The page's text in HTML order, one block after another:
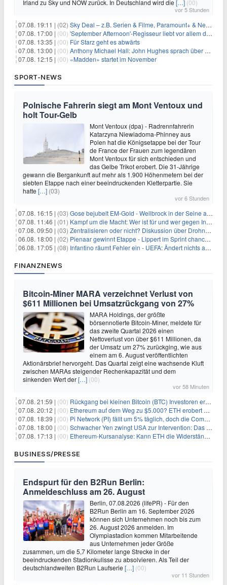
Irland zu Sky und NOW zurück. In Deutschland wird die […] (00)
vor 5 Stunden
07.08. 19:11 | (02) Sky Deal – z.B. Serien & Filme, Paramount+ & Netflix für 19,99€/Monat
07.08. 17:00 | (00) 'September Afternoon'-Regisseur liebt vor allem die 'Banalität' in seinen Filmen
07.08. 13:35 | (00) Für Starz geht es abwärts
07.08. 13:00 | (00) Anthony Michael Hall: John Hughes sprach über eine Fortsetzung von 'The Breakfast Club'
07.08. 12:15 | (00) «Madden» startet im November
SPORT-NEWS
Polnische Fahrerin siegt am Mont Ventoux und
holt Tour-Gelb
Mont Ventoux (dpa) - Radrennfahrerin
Katarzyna Niewiadoma-Phinney aus
Polen hat die Königsetappe bei der Tour
de France der Frauen zum legendären
Mont Ventoux für sich entschieden und
das Gelbe Trikot erobert. Die 31-Jährige
gewann die Bergankunft auf mehr als 1.900 Höhenmetern bei der
siebten Etappe nach einer beeindruckenden Kletterpartie. Sie
hatte […] (03)
vor 6 Stunden
07.08. 16:15 | (03) Gose bejubelt EM-Gold - Wellbrock in der Seine ausgebremst
07.08. 11:46 | (01) Kampf um die Macht: Wer ist für und wer gegen Infantino?
07.08. 09:50 | (03) Zentralisieren oder nicht? Diskussion über Drohnenabwehr
06.08. 18:00 | (02) Pienaar gewinnt Etappe - Lippert im Sprint chancenlos
06.08. 17:05 | (08) Infantino räumt Fehler ein - UEFA: Ändert nichts an Boykott
FINANZNEWS
Bitcoin-Miner MARA verzeichnet Verlust von
$611 Millionen bei Umsatzrückgang von 27%
MARA Holdings, der größte
börsennotierte Bitcoin-Miner, meldete für
das zweite Quartal 2026 einen
Nettoverlust von über $611 Millionen, da
der Umsatz um 27% zurückging, wie aus
einem am 6. August veröffentlichten
Aktionärsbrief hervorgeht. Das Quartal zeigt eine wachsende Kluft
zwischen MARAs steigender Rechenkapazität und dem
sinkenden Wert der[…] (00)
vor 58 Minuten
07.08. 21:59 | (00) Rückgang bei kleinen Bitcoin (BTC) Investoren erreicht Höchststand seit Dezember 2024
07.08. 20:12 | (00) Ethereum auf dem Weg zu $5.000? ETH erobert wichtige Marke zurück, während Institutionen weiter akkumulieren
07.08. 18:39 | (00) Pi Network (PI) fällt um 5% täglich, doch die Community bleibt optimistisch
07.08. 18:00 | (00) Schwacher Yen zwingt USA zur Intervention: Das größte Risiko seit 15 Jahren
07.08. 17:13 | (00) Ethereum-Kursanalyse: Kann ETH die Widerstände der gleitenden Durchschnitte überwinden?
BUSINESS/PRESSE
Endspurt für den B2Run Berlin:
Anmeldeschluss am 26. August
Berlin, 07.08.2026 (lifePR) - Für den
B2Run Berlin am 16. September 2026
können sich Unternehmen noch bis zum
26. August 2026 anmelden. Im
Olympiastadion kommen Mitarbeitende
aus Unternehmen jeder Größe
zusammen, um die 5,7 Kilometer lange Strecke in der
beeindruckenden Stadionkulisse zu absolvieren. Als Teil der
deutschlandweiten B2Run Laufserie […] (00)
vor 11 Stunden